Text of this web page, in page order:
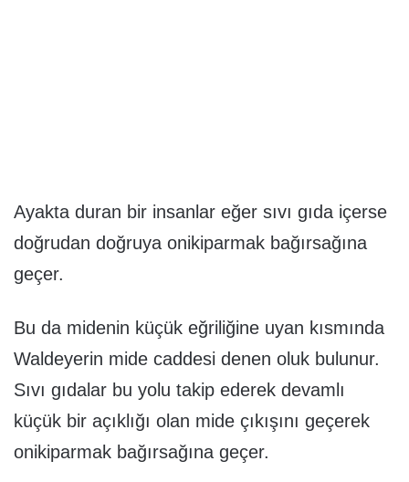
Ayakta duran bir insanlar eğer sıvı gıda içerse
doğrudan doğruya onikiparmak bağırsağına
geçer.
Bu da midenin küçük eğriliğine uyan kısmında
Waldeyerin mide caddesi denen oluk bulunur.
Sıvı gıdalar bu yolu takip ederek devamlı
küçük bir açıklığı olan mide çıkışını geçerek
onikiparmak bağırsağına geçer.